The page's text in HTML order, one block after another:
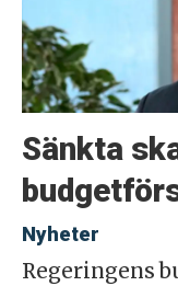
Sänkta
Nyheter
Regeringens